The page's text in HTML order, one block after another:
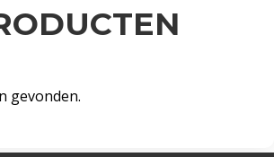
gevonden.